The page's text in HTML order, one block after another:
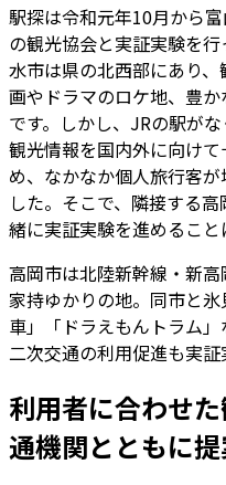
駅探は令和元年10月から
の観光協会と実証実験を
水市は県の北西部にあり
画やドラマのロケ地、豊
です。しかし、JRの駅が
観光情報を国内外に向け
め、なかなか個人旅行客
した。そこで、隣接する
緒に実証実験を進めること
高岡市は北陸新幹線・新
家持ゆかりの地。同市と
車」「ドラえもんトラム」
二次交通の利用促進も実証
利用者に合わせ
通機関とともに提